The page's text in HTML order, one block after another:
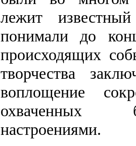
лежит
понимали до
происходящих
творчества
воплощение
охваченных
настроениями.